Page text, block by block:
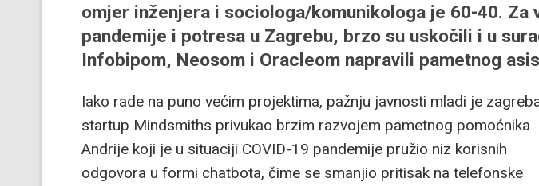
omjer inženjera i sociologa/komunikologa je 60-40. Za
pandemije i potresa u Zagrebu, brzo su uskočili i u
Infobipom, Neosom i Oracleom napravili pametnog
Iako rade na puno većim projektima, pažnju javnosti mladi je
startup Mindsmiths privukao brzim razvojem pametnog pomoćnika
Andrije koji je u situaciji COVID-19 pandemije pružio niz korisnih
odgovora u formi chatbota, čime se smanjio pritisak na telefonske